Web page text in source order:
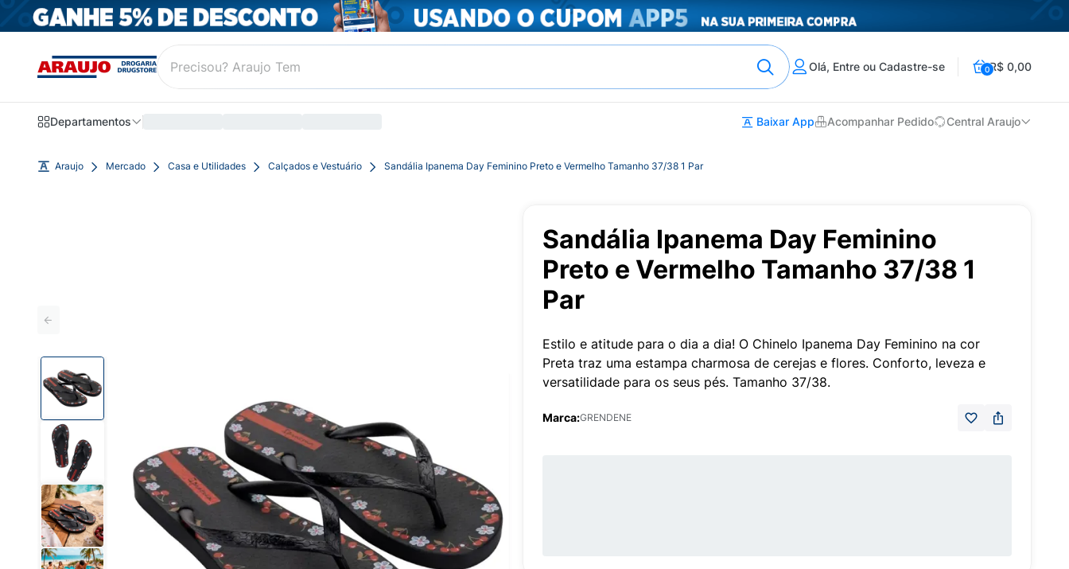
Olá, Entre ou Cadastre-se 0R$ 0,00
Departamentos Baixar App Acompanhar Pedido Central Araujo
Araujo Mercado Casa e Utilidades Calçados e Vestuário Sandália Ipanema Day Feminino Preto e Vermelho Tamanho 37/38 1 Par
Sandália Ipanema Day Feminino
Preto e Vermelho Tamanho 37/38 1
Par
Estilo e atitude para o dia a dia! O Chinelo Ipanema Day Feminino na cor
Preta traz uma estampa charmosa de cerejas e flores. Conforto, leveza e
versatilidade para os seus pés. Tamanho 37/38.
Marca:GRENDENE